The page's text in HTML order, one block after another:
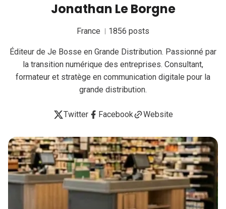
Jonathan Le Borgne
France 1856 posts
Éditeur de Je Bosse en Grande Distribution. Passionné par
la transition numérique des entreprises. Consultant,
formateur et stratège en communication digitale pour la
grande distribution.
Twitter Facebook Website